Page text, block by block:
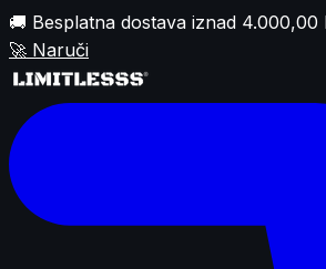
🚚 Besplatna dostava iznad 4.000,00
🚀 Naruči